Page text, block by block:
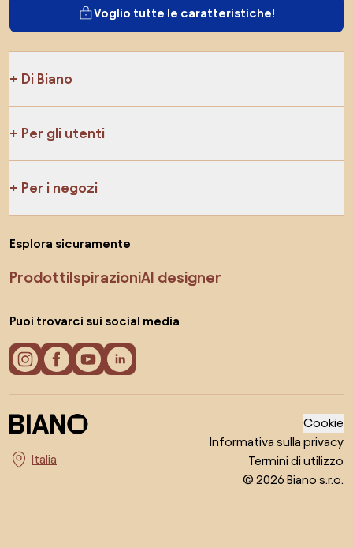
Voglio tutte le caratteristiche!
Di Biano
Per gli utenti
Per i negozi
Esplora sicuramente
ProdottiIspirazioniAI designer
Puoi trovarci sui social media
Seleziona il paese
Cookie
Informativa sulla privacy
Termini di utilizzo
© 2026 Biano s.r.o.